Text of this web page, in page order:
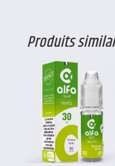
Produits